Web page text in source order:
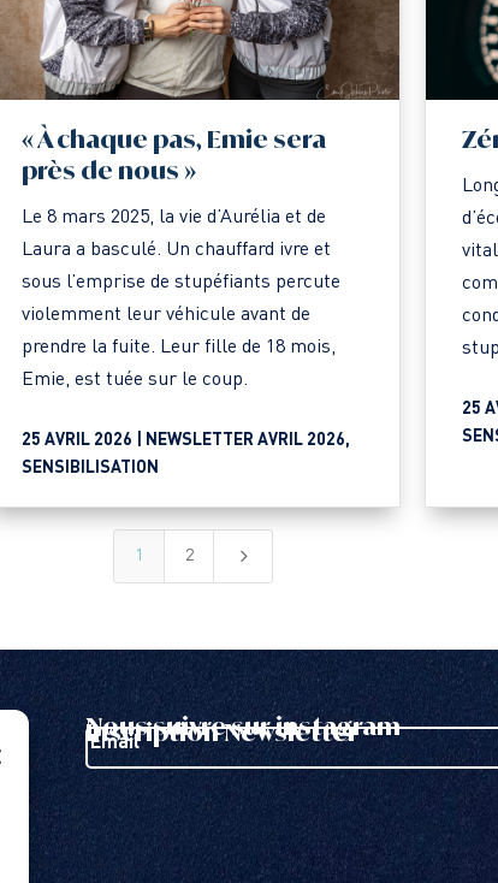
« À chaque pas, Emie sera
près de nous »
Le 8 mars 2025, la vie d’Aurélia et de
Laura a basculé. Un chauffard ivre et
sous l’emprise de stupéfiants percute
violemment leur véhicule avant de
prendre la fuite. Leur fille de 18 mois,
Emie, est tuée sur le coup.
25 AVRIL 2026 | NEWSLETTER AVRIL 2026,
SENSIBILISATION
25
1 2 5
Nous suivre sur instagram
Inscription Newsletter
E-
mail